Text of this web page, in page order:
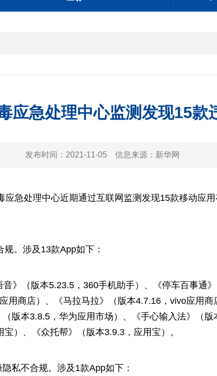
应急处理中心监测发现15款
发布时间： 2021-11-05 信息来源： 新华网
处理中心近期通过互联网监测发现15款移动应
。涉及13款App如下：
（版本5.23.5，360手机助手）、《停车百事通
商店）、《马拉马拉》（版本4.7.16，vivo应用商
版本3.8.5，华为应用市场）、《手心输入法》（
）、《众托帮》（版本3.9.3，应用宝）。
不合规。涉及1款App如下：